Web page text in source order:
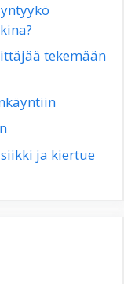
tekemään
ja kiertue